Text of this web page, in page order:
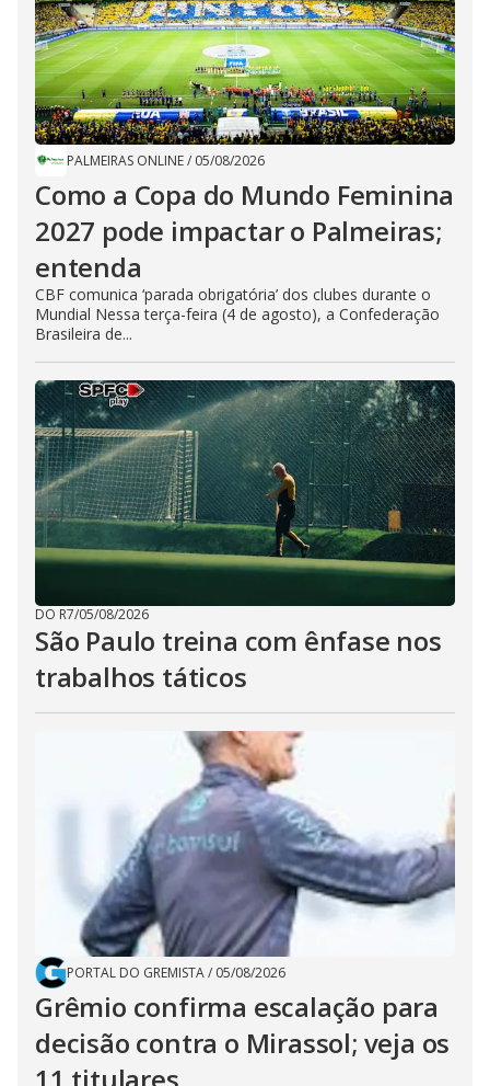
PALMEIRAS ONLINE/ 05/08/2026
Como a Copa do Mundo Feminina
2027 pode impactar o Palmeiras;
entenda
CBF comunica ‘parada obrigatória’ dos clubes durante o
Mundial Nessa terça-feira (4 de agosto), a Confederação
Brasileira de...
DO R7/05/08/2026
São Paulo treina com ênfase nos
trabalhos táticos
PORTAL DO GREMISTA/ 05/08/2026
Grêmio confirma escalação para
decisão contra o Mirassol; veja os